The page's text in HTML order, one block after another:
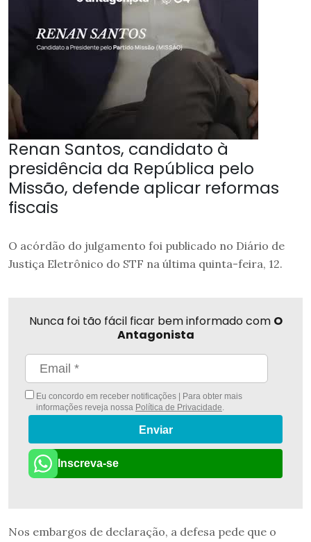
Renan Santos, candidato à
presidência da República pelo
Missão, defende aplicar reformas
fiscais
O acórdão do julgamento foi publicado no Diário de
Justiça Eletrônico do STF na última quinta-feira, 12.
Nunca foi tão fácil ficar bem informado com O
Antagonista
Eu concordo em receber notificações | Para obter mais
informações reveja nossa Política de Privacidade.
Enviar
Inscreva-se
Nos embargos de declaração, a defesa pede que o